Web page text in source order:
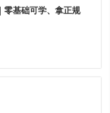
零基础可学、拿正规